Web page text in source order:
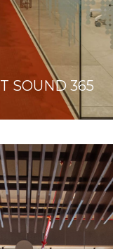
SOUND 365